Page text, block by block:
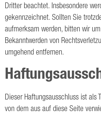
Dritter beachtet. Insbesondere
gekennzeichnet. Sollten Sie
aufmerksam werden, bitten wir
Bekanntwerden von
umgehend entfernen.
Dieser Haftungsausschluss ist als
von dem aus auf diese Seite